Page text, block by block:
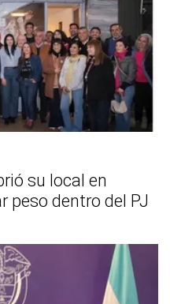
su local en
peso dentro del PJ